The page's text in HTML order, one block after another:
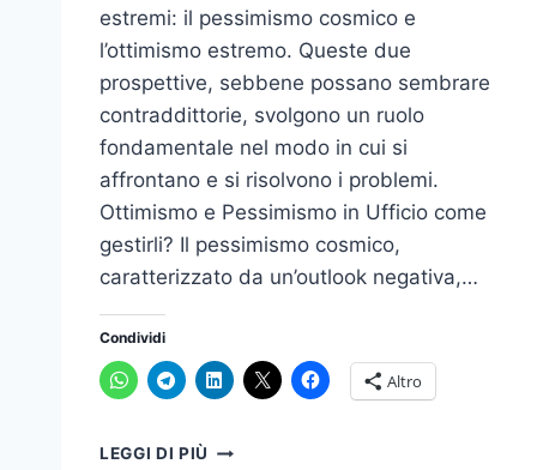
estremi: il pessimismo cosmico e
l’ottimismo estremo. Queste due
prospettive, sebbene possano sembrare
contraddittorie, svolgono un ruolo
fondamentale nel modo in cui si
affrontano e si risolvono i problemi.
Ottimismo e Pessimismo in Ufficio come
gestirli? Il pessimismo cosmico,
caratterizzato da un’outlook negativa,…
Condividi
Altro
LEGGI DI PIÙ OTTIMISMO